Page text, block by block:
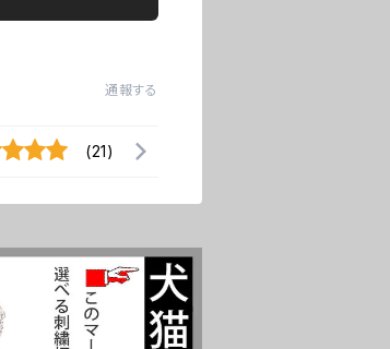
通報する
(21)